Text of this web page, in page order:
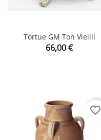
Tortue GM Ton Vieilli
Prix
66,00 €
favorite_border